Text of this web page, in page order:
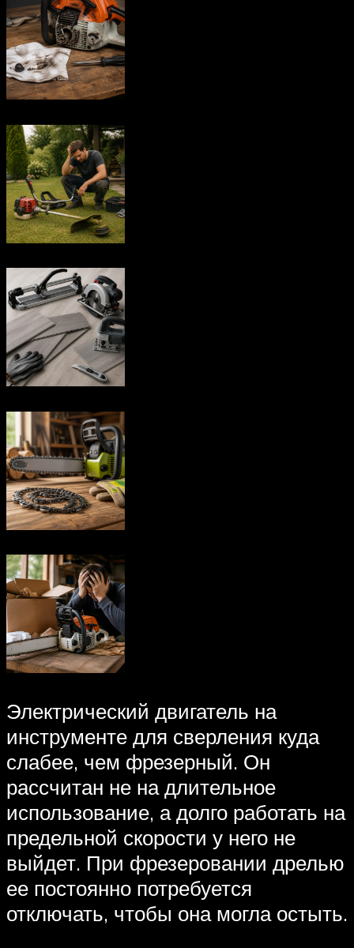
Электрический двигатель на
инструменте для сверления куда
слабее, чем фрезерный. Он
рассчитан не на длительное
использование, а долго работать на
предельной скорости у него не
выйдет. При фрезеровании дрелью
ее постоянно потребуется
отключать, чтобы она могла остыть.